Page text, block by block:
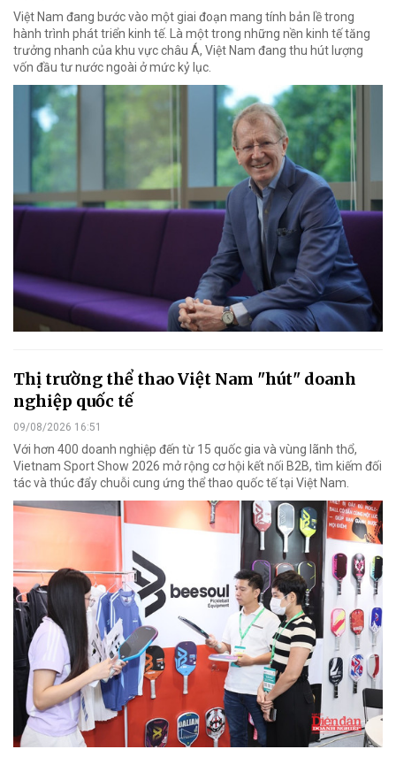
Việt Nam đang bước vào một giai đoạn mang tính bản lề trong
hành trình phát triển kinh tế. Là một trong những nền kinh tế tăng
trưởng nhanh của khu vực châu Á, Việt Nam đang thu hút lượng
vốn đầu tư nước ngoài ở mức kỷ lục.
Thị trường thể thao Việt Nam "hút" doanh
nghiệp quốc tế
09/08/2026 16:51
Với hơn 400 doanh nghiệp đến từ 15 quốc gia và vùng lãnh thổ,
Vietnam Sport Show 2026 mở rộng cơ hội kết nối B2B, tìm kiếm đối
tác và thúc đẩy chuỗi cung ứng thể thao quốc tế tại Việt Nam.